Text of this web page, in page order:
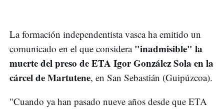
La formación independentista vasca ha emitido un
comunicado en el que considera"inadmisible" la
muerte del preso de ETA Igor González Sola en la
cárcel de Martutene, en San Sebastián (Guipúzcoa).
"Cuando ya han pasado nueve años desde que ETA